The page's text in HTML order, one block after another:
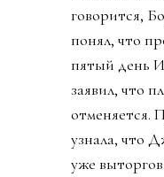
говорится,
понял, что
пятый день
заявил, что
отменяется.
узнала, что
уже